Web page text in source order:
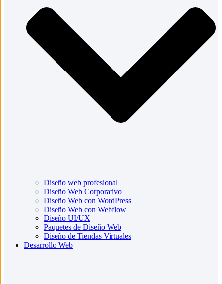
Diseño web profesional
Diseño Web Corporativo
Diseño Web con WordPress
Diseño Web con Webflow
Diseño UI/UX
Paquetes de Diseño Web
Diseño de Tiendas Virtuales
Desarrollo Web